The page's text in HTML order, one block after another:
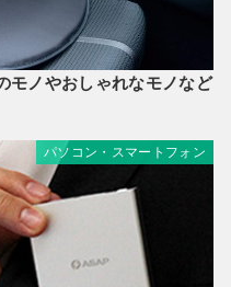
モノやおしゃれなモノなど
パソコン・スマートフォン